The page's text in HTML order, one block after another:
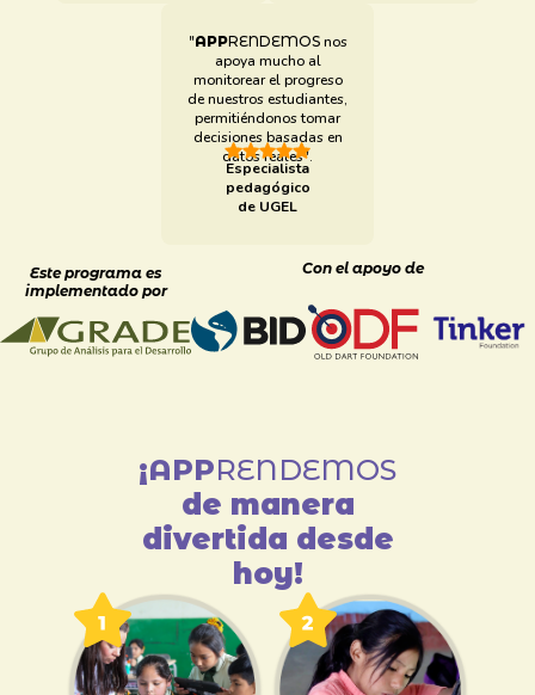
"APPRENDEMOSnos
apoya mucho al
monitorear el progreso
de nuestros estudiantes,
permitiéndonos tomar
decisiones basadas en
datos reales".
Especialista
pedagógico
de UGEL
Este programa es
implementado por
Con el apoyo de
¡APPRENDEMOS
de manera
divertida desde
hoy!